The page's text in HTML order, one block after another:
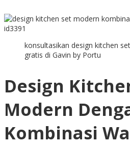
konsultasikan design kitchen
gratis di Gavin by Portu
Design
Modern
Kombinasi